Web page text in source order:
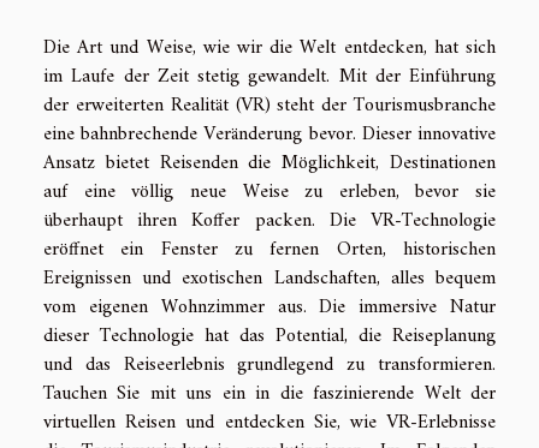
Die Art und Weise, wie wir die Welt entdecken, hat sich
im Laufe der Zeit stetig gewandelt. Mit der Einführung
der erweiterten Realität (VR) steht der Tourismusbranche
eine bahnbrechende Veränderung bevor. Dieser innovative
Ansatz bietet Reisenden die Möglichkeit, Destinationen
auf eine völlig neue Weise zu erleben, bevor sie
überhaupt ihren Koffer packen. Die VR-Technologie
eröffnet ein Fenster zu fernen Orten, historischen
Ereignissen und exotischen Landschaften, alles bequem
vom eigenen Wohnzimmer aus. Die immersive Natur
dieser Technologie hat das Potential, die Reiseplanung
und das Reiseerlebnis grundlegend zu transformieren.
Tauchen Sie mit uns ein in die faszinierende Welt der
virtuellen Reisen und entdecken Sie, wie VR-Erlebnisse